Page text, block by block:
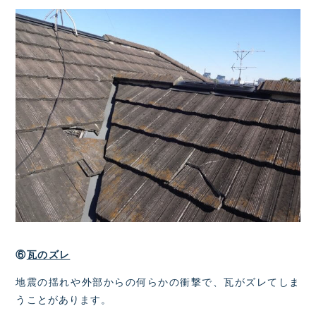
⑥瓦のズレ
地震の揺れや外部からの何らかの衝撃で、瓦がズレてしま
うことがあります。